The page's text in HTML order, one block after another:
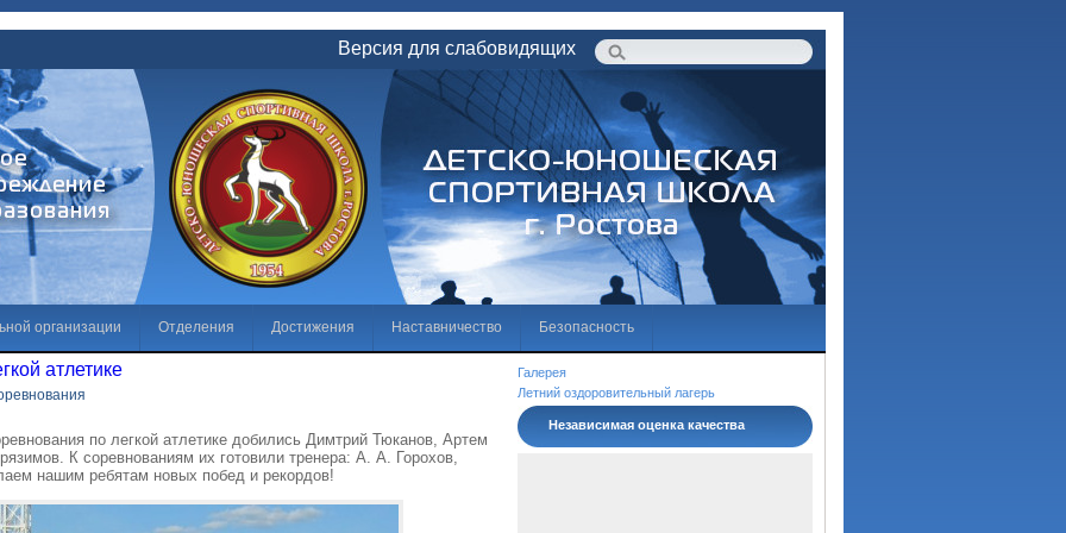
Версия для слабовидящих
организации Отделения Достижения Наставничество Безопасность
Галерея Независимая оценка качества условий осуществления образовательной деятельности
атлетике
по легкой атлетике добились Димтрий Тюканов, Артем
К соревнованиям их готовили тренера: А. А. Горохов,
нашим ребятам новых побед и рекордов!
Галерея
Летний оздоровительный лагерь
Независимая оценка качества